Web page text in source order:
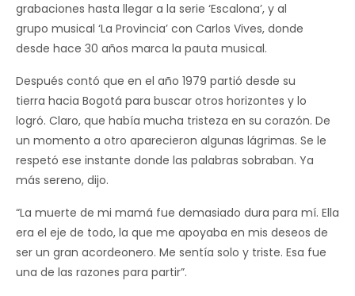
grabaciones hasta llegar a la serie ‘Escalona’, y al
grupo musical ‘La Provincia’ con Carlos Vives, donde
desde hace 30 años marca la pauta musical.
Después contó que en el año 1979 partió desde su
tierra hacia Bogotá para buscar otros horizontes y lo
logró. Claro, que había mucha tristeza en su corazón. De
un momento a otro aparecieron algunas lágrimas. Se le
respetó ese instante donde las palabras sobraban. Ya
más sereno, dijo.
“La muerte de mi mamá fue demasiado dura para mí. Ella
era el eje de todo, la que me apoyaba en mis deseos de
ser un gran acordeonero. Me sentía solo y triste. Esa fue
una de las razones para partir”.